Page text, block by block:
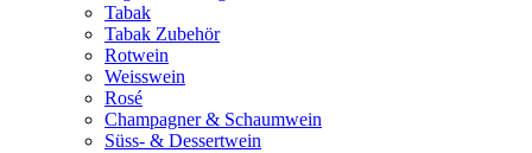
Tabak
Tabak Zubehör
Rotwein
Weisswein
Rosé
Champagner & Schaumwein
Süss- & Dessertwein